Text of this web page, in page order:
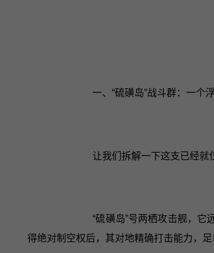
一、“硫磺岛”战斗群：一个
让我们拆解一下这支已经就
“硫磺岛”号两栖攻击舰，它
得绝对制空权后，其对地精确打击能力，